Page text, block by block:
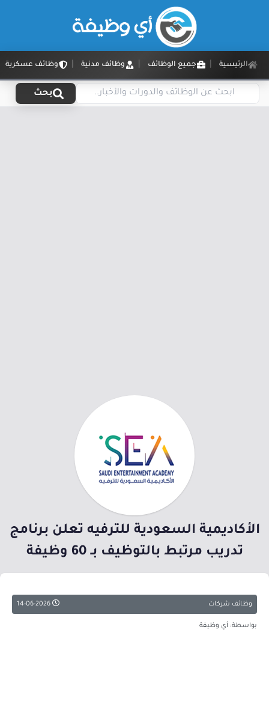
الرئيسية جميع الوظائف وظائف مدنية وظائف عسكرية
بحث
الأكاديمية السعودية للترفيه تعلن برنامج
تدريب مرتبط بالتوظيف بـ 60 وظيفة
وظائف شركات
بواسطة: أي وظيفة